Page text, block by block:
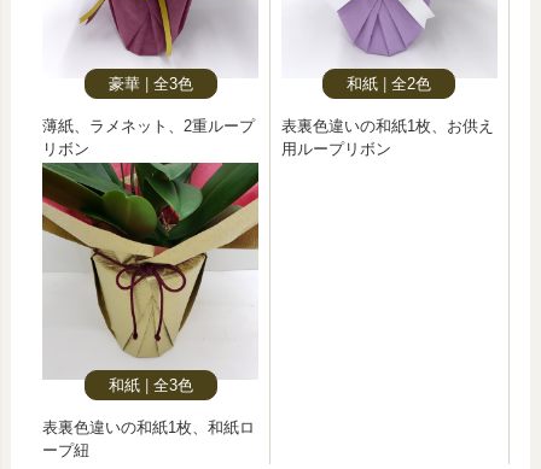
豪華 全3色
薄紙、ラメネット、2重ループ
リボン
和紙 全3色
表裏色違いの和紙1枚、和紙ロ
ープ紐
和紙 全2色
表裏色違いの和紙1枚、お供え
用ループリボン